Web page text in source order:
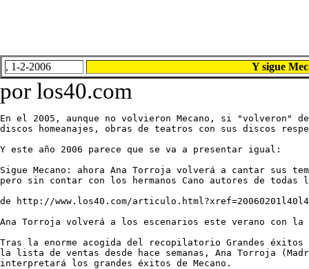
, 1-2-2006 Y sigue
por los40.com
En el 2005, aunque no volvieron Mecano, si "volveron"
discos homeanajes, obras de teatros con sus discos
Y este año 2006 parece que se va a presentar igual:
Sigue Mecano: ahora Ana Torroja volverá a cantar sus
pero sin contar con los hermanos Cano autores de todas
de http://www.los40.com/
Ana Torroja volverá a los escenarios este verano con
Tras la enorme acogida del recopilatorio Grandes éxitos
la lista de ventas desde hace semanas, Ana Torroja
interpretará los grandes éxitos de Mecano.